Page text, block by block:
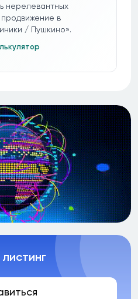
нерелевантных
продвижение в
/ Пушкино».